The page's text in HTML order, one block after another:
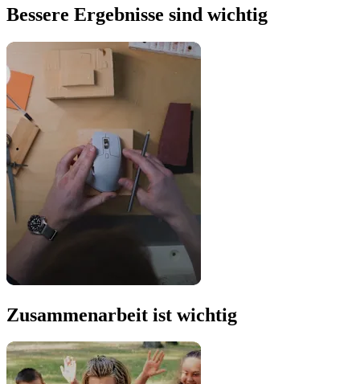
Bessere Ergebnisse sind wichtig
Zusammenarbeit ist wichtig